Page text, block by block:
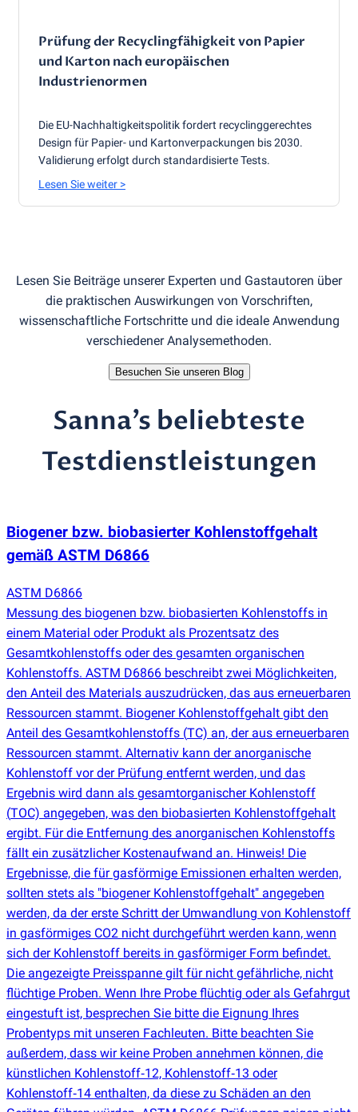
Prüfung der Recyclingfähigkeit von Papier
und Karton nach europäischen
Industrienormen
Die EU-Nachhaltigkeitspolitik fordert recyclinggerechtes
Design für Papier- und Kartonverpackungen bis 2030.
Validierung erfolgt durch standardisierte Tests.
Lesen Sie weiter >
Lesen Sie Beiträge unserer Experten und Gastautoren über
die praktischen Auswirkungen von Vorschriften,
wissenschaftliche Fortschritte und die ideale Anwendung
verschiedener Analysemethoden.
Besuchen Sie unseren Blog
Sanna’s beliebteste
Testdienstleistungen
Biogener bzw. biobasierter Kohlenstoffgehalt
gemäß ASTM D6866
ASTM D6866
Messung des biogenen bzw. biobasierten Kohlenstoffs in
einem Material oder Produkt als Prozentsatz des
Gesamtkohlenstoffs oder des gesamten organischen
Kohlenstoffs. ASTM D6866 beschreibt zwei Möglichkeiten,
den Anteil des Materials auszudrücken, das aus erneuerbaren
Ressourcen stammt. Biogener Kohlenstoffgehalt gibt den
Anteil des Gesamtkohlenstoffs (TC) an, der aus erneuerbaren
Ressourcen stammt. Alternativ kann der anorganische
Kohlenstoff vor der Prüfung entfernt werden, und das
Ergebnis wird dann als gesamtorganischer Kohlenstoff
(TOC) angegeben, was den biobasierten Kohlenstoffgehalt
ergibt. Für die Entfernung des anorganischen Kohlenstoffs
fällt ein zusätzlicher Kostenaufwand an. Hinweis! Die
Ergebnisse, die für gasförmige Emissionen erhalten werden,
sollten stets als "biogener Kohlenstoffgehalt" angegeben
werden, da der erste Schritt der Umwandlung von Kohlenstoff
in gasförmiges CO2 nicht durchgeführt werden kann, wenn
sich der Kohlenstoff bereits in gasförmiger Form befindet.
Die angezeigte Preisspanne gilt für nicht gefährliche, nicht
flüchtige Proben. Wenn Ihre Probe flüchtig oder als Gefahrgut
eingestuft ist, besprechen Sie bitte die Eignung Ihres
Probentyps mit unseren Fachleuten. Bitte beachten Sie
außerdem, dass wir keine Proben annehmen können, die
künstlichen Kohlenstoff‑12, Kohlenstoff‑13 oder
Kohlenstoff‑14 enthalten, da diese zu Schäden an den